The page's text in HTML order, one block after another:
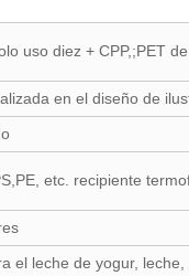
uso diez + CPP,;PET
en el diseño de
etc. recipiente
el leche de yogur,